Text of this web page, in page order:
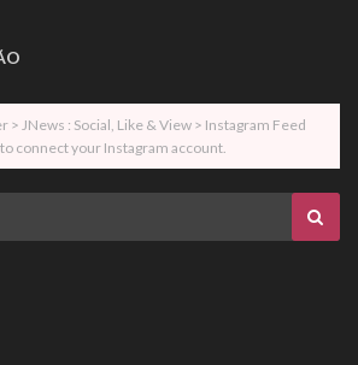
> JNews : Social, Like & View > Instagram Feed
connect your Instagram account.